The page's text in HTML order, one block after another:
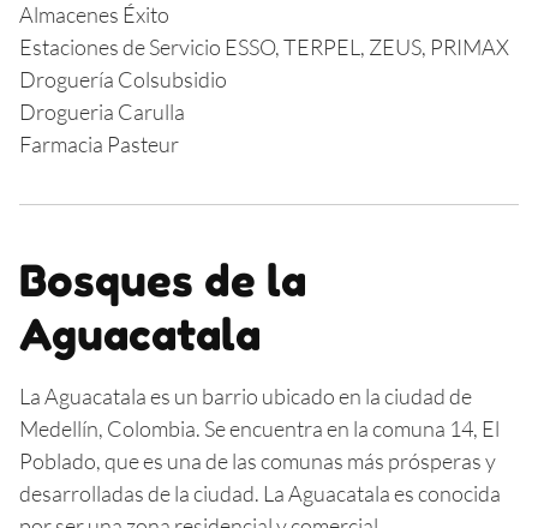
Almacenes Éxito
Estaciones de Servicio ESSO, TERPEL, ZEUS, PRIMAX
Droguería Colsubsidio
Drogueria Carulla
Farmacia Pasteur
Bosques de la
Aguacatala
La Aguacatala es un barrio ubicado en la ciudad de
Medellín, Colombia. Se encuentra en la comuna 14, El
Poblado, que es una de las comunas más prósperas y
desarrolladas de la ciudad. La Aguacatala es conocida